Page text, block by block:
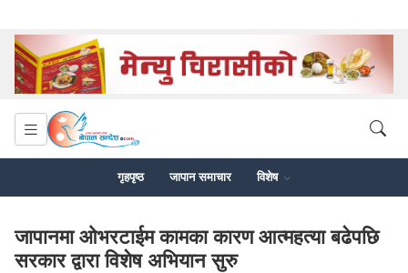
गृहपृष्ठ जापान समाचार विशेष
जापानमा ओभरटाईम कामका कारण आत्महत्या बढेपछि
सरकार द्वारा विशेष अभियान सुरु